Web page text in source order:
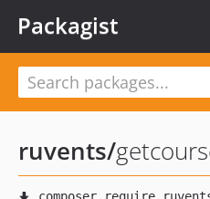
Packagist
ruvents/